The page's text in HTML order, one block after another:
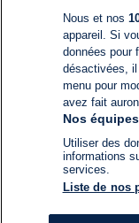
Nous et nos
appareil. Si
données pour
désactivées,
menu pour
avez fait
Nos
Utiliser des
informations
services.
Liste de nos